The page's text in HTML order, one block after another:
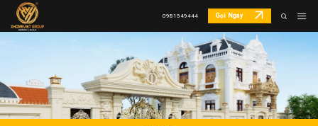
Skip
0981549444 Gọi Ngay